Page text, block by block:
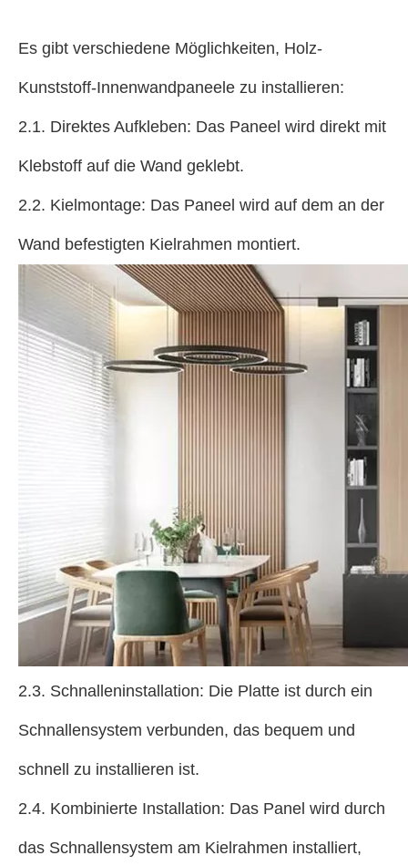
Es gibt verschiedene Möglichkeiten, Holz-
Kunststoff-Innenwandpaneele zu installieren:
2.1. Direktes Aufkleben: Das Paneel wird direkt mit
Klebstoff auf die Wand geklebt.
2.2. Kielmontage: Das Paneel wird auf dem an der
Wand befestigten Kielrahmen montiert.
2.3. Schnalleninstallation: Die Platte ist durch ein
Schnallensystem verbunden, das bequem und
schnell zu installieren ist.
2.4. Kombinierte Installation: Das Panel wird durch
das Schnallensystem am Kielrahmen installiert,